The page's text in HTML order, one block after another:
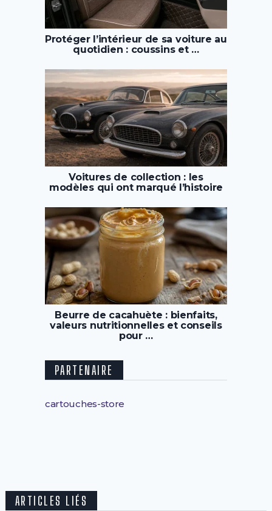
Protéger l’intérieur de sa voiture au
quotidien : coussins et …
Voitures de collection : les
modèles qui ont marqué l’histoire
Beurre de cacahuète : bienfaits,
valeurs nutritionnelles et conseils
pour …
PARTENAIRE
cartouches-store
ARTICLES LIÉS